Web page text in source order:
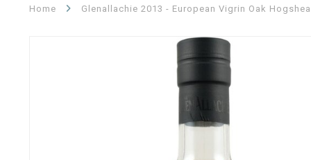
Home Glenallachie 2013 - European Vigrin Oak